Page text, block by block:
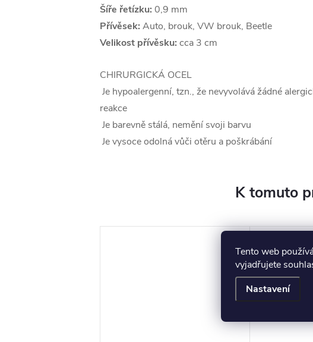
Tento web
vyjadřujete
Nastavení
Šíře řetízku: 0,9 mm
Přívěsek: Auto, brouk, VW brouk, Beetle
Velikost přívěsku: cca 3 cm
CHIRURGICKÁ OCEL
Je hypoalergenní, tzn., že nevyvolává žádné
reakce
Je barevně stálá, nemění svoji barvu
Je vysoce odolná vůči otěru a poškrábání
K tomuto